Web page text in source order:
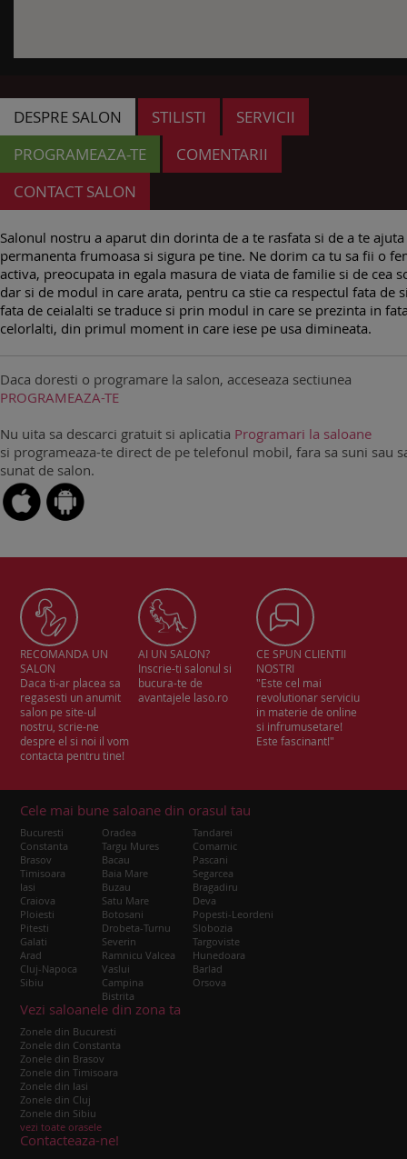
DESPRE SALON STILISTI
SERVICII
PROGRAMEAZA-TE
COMENTARII
CONTACT SALON
Salonul nostru a aparut din dorinta de a te rasfata si de a te
permanenta frumoasa si sigura pe tine. Ne dorim ca tu sa fii o
activa, preocupata in egala masura de viata de familie si de cea
dar si de modul in care arata, pentru ca stie ca respectul fata de
fata de ceialalti se traduce si prin modul in care se prezinta in
celorlalti, din primul moment in care iese pe usa dimineata.
Daca doresti o programare la salon, acceseaza sectiunea
PROGRAMEAZA-TE
Nu uita sa descarci gratuit si aplicatia Programari la saloane
si programeaza-te direct de pe telefonul mobil, fara sa suni sau
sunat de salon.
RECOMANDA UN
SALON
Daca ti-ar placea sa
regasesti un anumit
salon pe site-ul
nostru, scrie-ne
despre el si noi il vom
contacta pentru tine!
AI UN SALON?
Inscrie-ti salonul si
bucura-te de
avantajele laso.ro
CE SPUN CLIENTII
NOSTRI
"Este cel mai
revolutionar serviciu
in materie de online
si infrumusetare!
Este fascinant!"
Cele mai bune saloane din orasul tau
Bucuresti
Constanta
Brasov
Timisoara
Iasi
Craiova
Ploiesti
Pitesti
Galati
Arad
Cluj-Napoca
Sibiu
Oradea
Targu Mures
Bacau
Baia Mare
Buzau
Satu Mare
Botosani
Drobeta-Turnu
Severin
Ramnicu Valcea
Vaslui
Campina
Bistrita
Tandarei
Comarnic
Pascani
Segarcea
Bragadiru
Deva
Popesti-Leordeni
Slobozia
Targoviste
Hunedoara
Barlad
Orsova
Vezi saloanele din zona ta
Zonele din Bucuresti
Zonele din Constanta
Zonele din Brasov
Zonele din Timisoara
Zonele din Iasi
Zonele din Cluj
Zonele din Sibiu
vezi toate orasele
Contacteaza-ne!